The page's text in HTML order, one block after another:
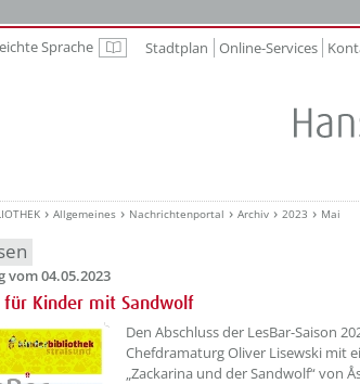
Sprache Leichte Sprache
Stadtplan Online-Services
Allgemeines Nachrichtenportal Archiv 2023 Mai
vom 04.05.2023
für Kinder mit Sandwolf
??? absaetzeOben[1]/titel
Den Abschluss der LesBar-Saison
Chefdramaturg Oliver Lisewski mit
„Zackarina und der Sandwolf“ von